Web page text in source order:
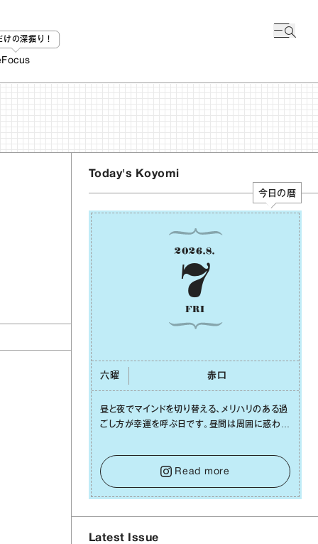
けの深掘り！
Focus
Today's Koyomi
今日の暦
2026.8.
7
FRI
六曜 ⾚⼝
昼と夜でマインドを切り替える、メリハリのある過
ごし⽅が幸運を呼ぶ⽇です。昼間は周囲に惑わさ
をキープして。そして夜は、疲れや寂しさから⽢
い⾔葉に流されないよう、⼼にしっかりブレーキ
をかけること。この意識の切り替えが、あなたに
確かな安⼼感をもたらすはずです。
Read more
Latest Issue